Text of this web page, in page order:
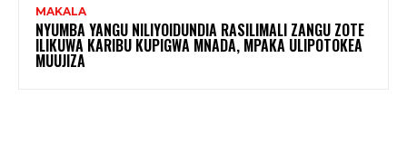
MAKALA
NYUMBA YANGU NILIYOIDUNDIA RASILIMALI ZANGU ZOTE
ILIKUWA KARIBU KUPIGWA MNADA, MPAKA ULIPOTOKEA
MUUJIZA